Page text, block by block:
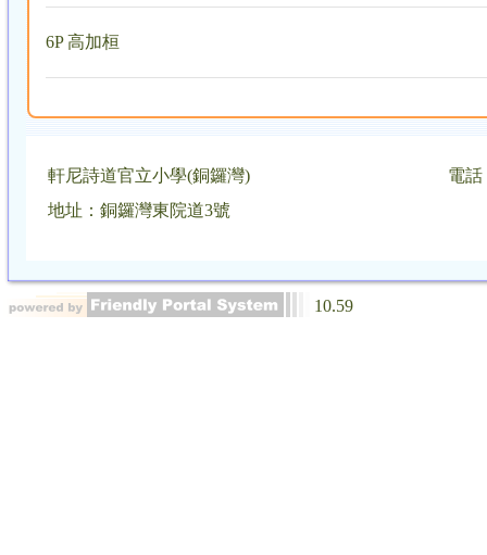
6P 高加桓
軒尼詩道官立小學(銅鑼灣)
電話
地址：銅鑼灣東院道3號
10.59